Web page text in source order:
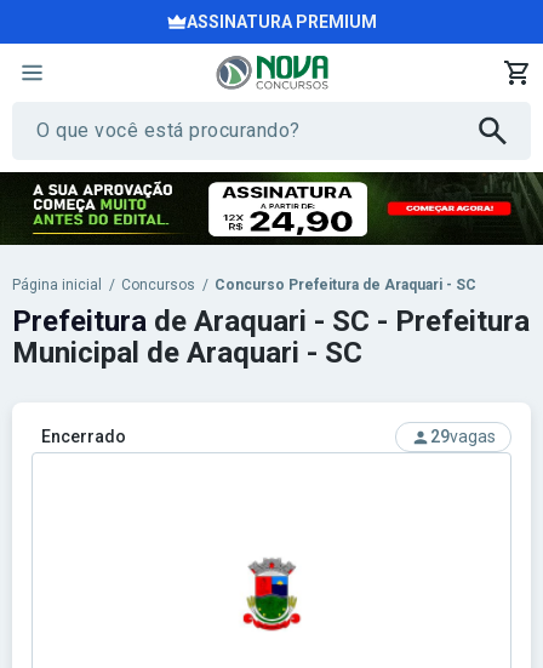
ASSINATURA PREMIUM
Página inicial / Concursos / Concurso Prefeitura de Araquari - SC
Encerrado 29vagas
Prefeitura de Araquari - SC - Prefeitura
Municipal de Araquari - SC